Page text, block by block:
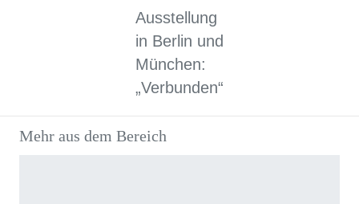
Ausstellung
in Berlin und
München:
„Verbunden“
Mehr aus dem Bereich